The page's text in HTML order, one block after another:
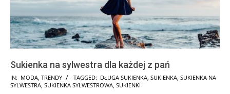
Sukienka na sylwestra dla każdej z pań
2017-
12-
IN: MODA TRENDY TAGGED: DŁUGA SUKIENKA SUKIENKA SUKIENKA NA
SYLWESTRA SUKIENKA SYLWESTROWA SUKIENKI